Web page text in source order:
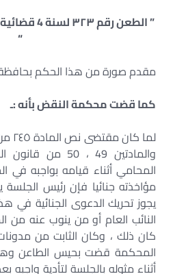
“
مقدم صورة من هذا الحكم بحافظة
كما قضت محكمة النقض بأنه :ـ
والمادتين 49 ،
المحامي أثناء قيامه بواجبه
مؤاخذته جنائيا فإن رئيس
يجوز تحريك الدعوى الجنائية في
النائب العام أو من ينوب عنه من
كان ذلك ، وكان الثابت من
المحكمة قضت بحيس الطاعن
أثناء مثوله بالجلسة لتأدية واجبه